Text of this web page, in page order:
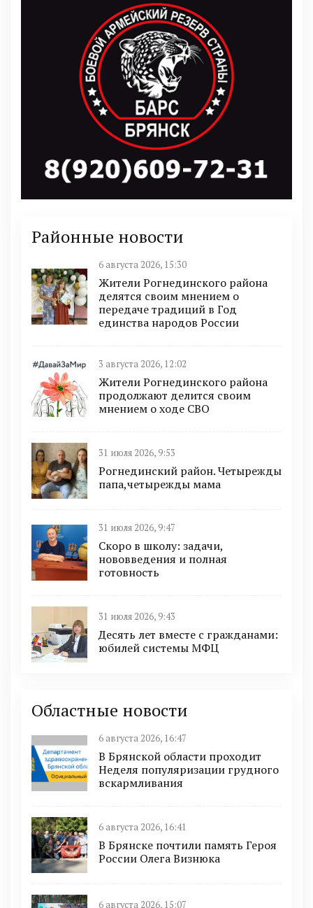
Районные новости
6 августа 2026, 15:30
Жители Рогнединского района
делятся своим мнением о
передаче традиций в Год
единства народов России
3 августа 2026, 12:02
Жители Рогнединского района
продолжают делится своим
мнением о ходе СВО
31 июля 2026, 9:53
Рогнединский район. Четырежды
папа,четырежды мама
31 июля 2026, 9:47
Скоро в школу: задачи,
нововведения и полная
готовность
31 июля 2026, 9:43
Десять лет вместе с гражданами:
юбилей системы МФЦ
Областные новости
6 августа 2026, 16:47
В Брянской области проходит
Неделя популяризации грудного
вскармливания
6 августа 2026, 16:41
В Брянске почтили память Героя
России Олега Визнюка
6 августа 2026, 15:07